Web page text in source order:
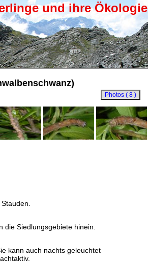
und ihre Ökologie
Siedlungsgebiete hinein.
kann auch nachts geleuchtet